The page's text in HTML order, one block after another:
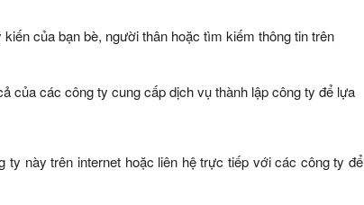
của bạn bè, người thân hoặc tìm kiếm thông tin trên
của các công ty cung cấp dịch vụ thành lập công ty để lựa
ty này trên internet hoặc liên hệ trực tiếp với các công ty để